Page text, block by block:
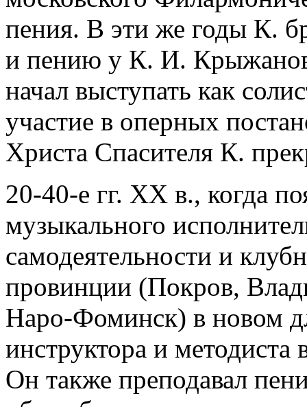
пения. В эти же годы К.
и пению у К. И.
начал выступать как
участие в оперных
Христа Спасителя К.
20-40-е гг. XX в., когда
музыкального
самодеятельности и
провинции (Покров,
Наро-Фоминск) в новом
инструктора и методиста
Он также преподавал